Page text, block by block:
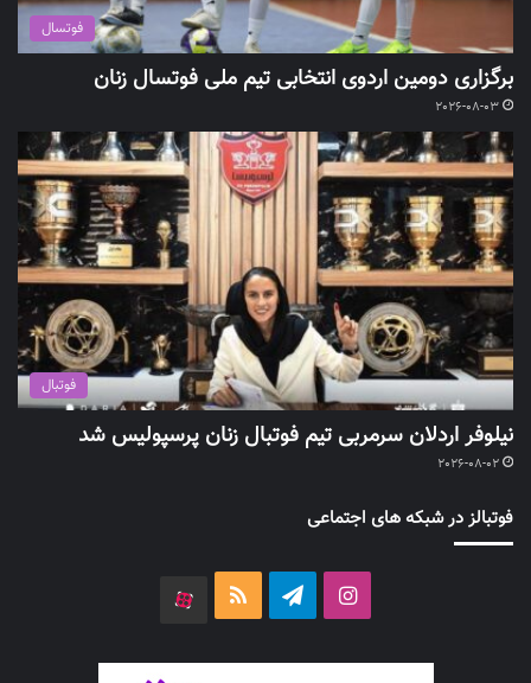
فوتسال
برگزاری دومین اردوی انتخابی تیم ملی فوتسال زنان
2026-08-03
فوتبال
نیلوفر اردلان سرمربی تیم فوتبال زنان پرسپولیس شد
2026-08-02
فوتبالز در شبکه های اجتماعی
اینستاگرامتلگرام خوراک